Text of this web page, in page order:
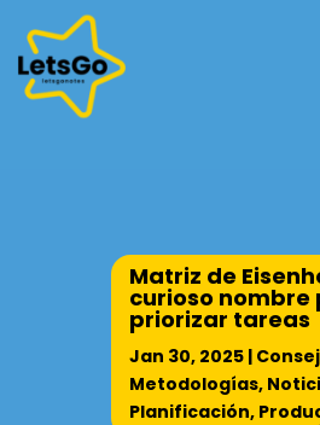
Matriz de
curioso nombre
priorizar tareas
Jan 30, 2025|
Metodologías,
Planificación,